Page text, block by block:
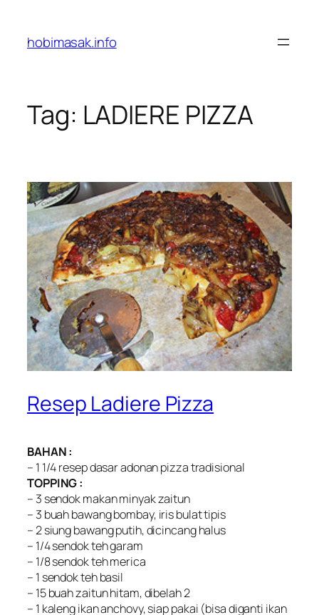
content
hobimasak.info
Tag: LADIERE PIZZA
Resep Ladiere Pizza
BAHAN :
– 1 1/4 resep dasar adonan pizza tradisional
TOPPING :
– 3 sendok makan minyak zaitun
– 3 buah bawang bombay, iris bulat tipis
– 2 siung bawang putih, dicincang halus
– 1/4 sendok teh garam
– 1/8 sendok teh merica
– 1 sendok teh basil
– 15 buah zaitun hitam, dibelah 2
– 1 kaleng ikan anchovy, siap pakai (bisa diganti ikan